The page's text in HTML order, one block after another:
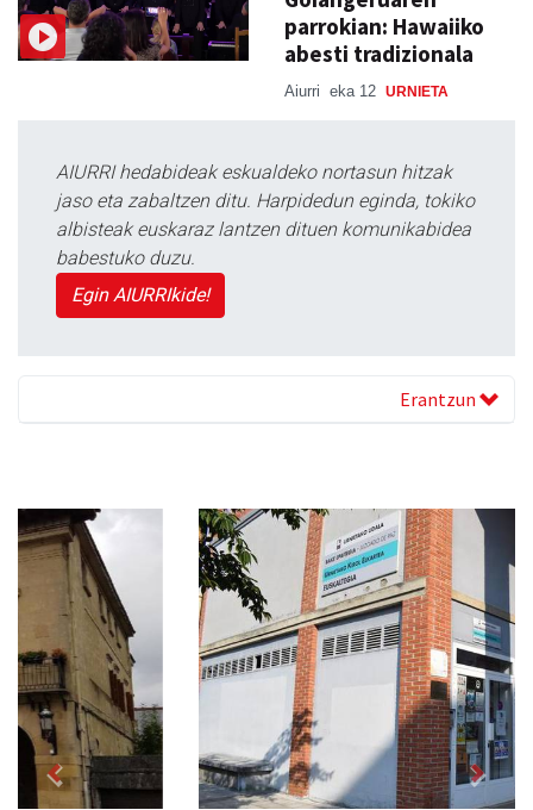
parrokian: Hawaiiko
abesti tradizionala
Aiurri eka 12 URNIETA
AIURRI hedabideak eskualdeko nortasun hitzak
jaso eta zabaltzen ditu. Harpidedun eginda, tokiko
albisteak euskaraz lantzen dituen komunikabidea
babestuko duzu.
Egin AIURRIkide!
Erantzun
Previous Next